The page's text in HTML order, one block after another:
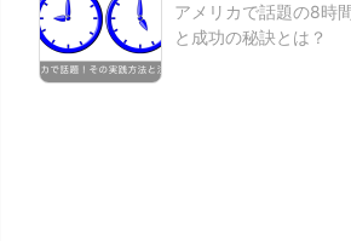
アメリカで話題の8時
と成功の秘訣とは？